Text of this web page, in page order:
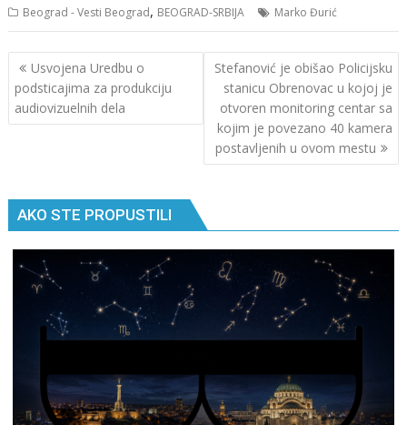
Beograd - Vesti Beograd, BEOGRAD-SRBIJA Marko Đurić
Кретање
чланка
Usvojena Uredbu o
podsticajima za produkciju
audiovizuelnih dela
Stefanović je obišao Policijsku
stanicu Obrenovac u kojoj je
otvoren monitoring centar sa
kojim je povezano 40 kamera
postavljenih u ovom mestu
AKO STE PROPUSTILI